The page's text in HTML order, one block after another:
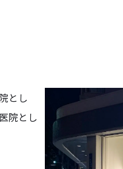
とし
院とし